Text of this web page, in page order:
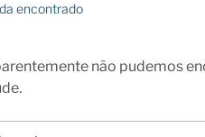
encontrado
não pudemos